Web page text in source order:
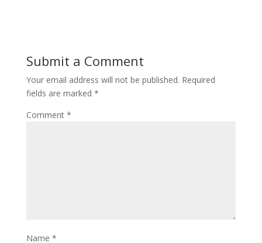
Submit a Comment
Your email address will not be published. Required
fields are marked *
Comment *
Name *